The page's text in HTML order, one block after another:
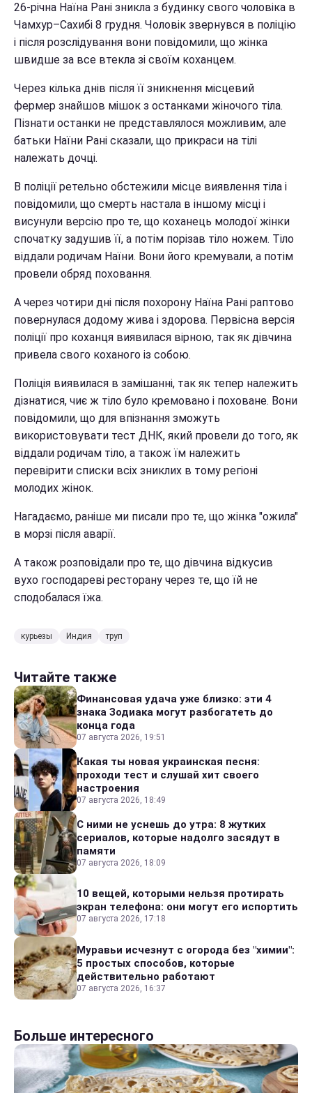
26-річна Наїна Рані зникла з будинку свого чоловіка в
Чамхур–Сахибі 8 грудня. Чоловік звернувся в поліцію
і після розслідування вони повідомили, що жінка
швидше за все втекла зі своїм коханцем.
Через кілька днів після її зникнення місцевий
фермер знайшов мішок з останками жіночого тіла.
Пізнати останки не представлялося можливим, але
батьки Наїни Рані сказали, що прикраси на тілі
належать дочці.
В поліції ретельно обстежили місце виявлення тіла і
повідомили, що смерть настала в іншому місці і
висунули версію про те, що коханець молодої жінки
спочатку задушив її, а потім порізав тіло ножем. Тіло
віддали родичам Наїни. Вони його кремували, а потім
провели обряд поховання.
А через чотири дні після похорону Наїна Рані раптово
повернулася додому жива і здорова. Первісна версія
поліції про коханця виявилася вірною, так як дівчина
привела свого коханого із собою.
Поліція виявилася в замішанні, так як тепер належить
дізнатися, чиє ж тіло було кремовано і поховане. Вони
повідомили, що для впізнання зможуть
використовувати тест ДНК, який провели до того, як
віддали родичам тіло, а також їм належить
перевірити списки всіх зниклих в тому регіоні
молодих жінок.
Нагадаємо, раніше ми писали про те, що жінка "ожила"
в морзі після аварії.
А також розповідали про те, що дівчина відкусив
вухо господареві ресторану через те, що їй не
сподобалася їжа.
курьезы Индия труп
Читайте также
Финансовая удача уже близко: эти 4
знака Зодиака могут разбогатеть до
конца года
07 августа 2026, 19:51
Какая ты новая украинская песня:
проходи тест и слушай хит своего
настроения
07 августа 2026, 18:49
С ними не уснешь до утра: 8 жутких
сериалов, которые надолго засядут в
памяти
07 августа 2026, 18:09
10 вещей, которыми нельзя протирать
экран телефона: они могут его испортить
07 августа 2026, 17:18
Муравьи исчезнут с огорода без "химии":
5 простых способов, которые
действительно работают
07 августа 2026, 16:37
Больше интересного